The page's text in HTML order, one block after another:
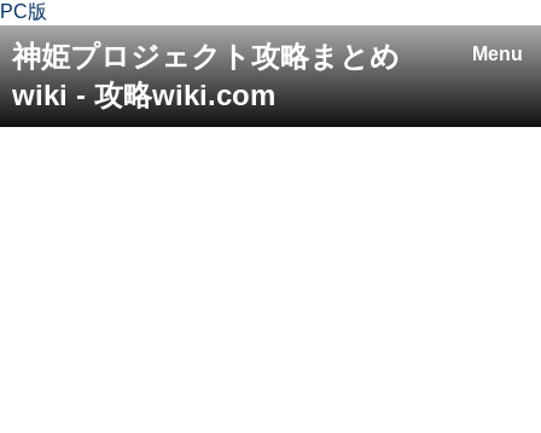
PC版
Menu
神姫プロジェクト攻略まとめ
wiki - 攻略wiki.com